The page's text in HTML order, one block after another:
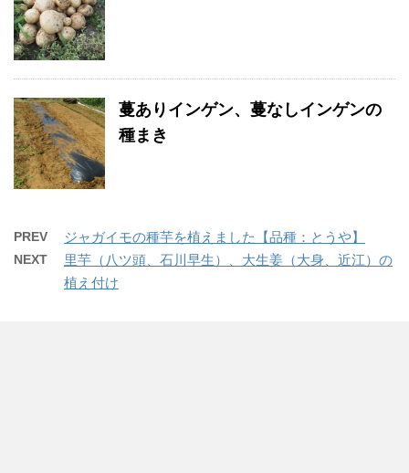
蔓ありインゲン、蔓なしインゲンの
種まき
PREV ジャガイモの種芋を植えました【品種：とうや】
NEXT
里芋（八ツ頭、石川早生）、大生姜（大身、近江）の
植え付け